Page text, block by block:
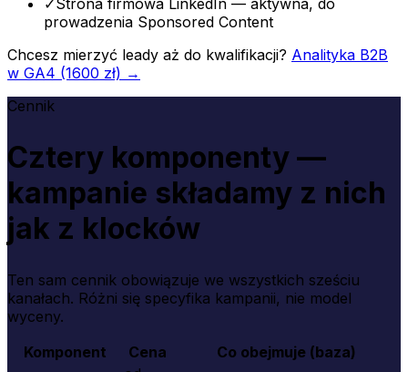
✓Strona firmowa LinkedIn — aktywna, do
prowadzenia Sponsored Content
Chcesz mierzyć leady aż do kwalifikacji? Analityka B2B
w GA4 (1600 zł) →
Cennik
Cztery komponenty —
kampanie składamy z nich
jak z klocków
Ten sam cennik obowiązuje we wszystkich sześciu
kanałach. Różni się specyfika kampanii, nie model
wyceny.
Komponent
Cena
Co obejmuje (baza)